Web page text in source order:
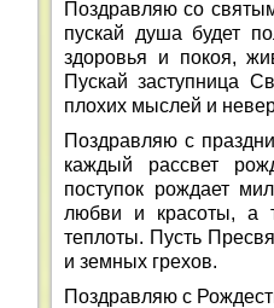
Поздравляю со
пускай душа будет
здоровья и покоя,
Пускай заступница
плохих мыслей и
Поздравляю с
каждый рассвет
поступок рождает
любви и красоты, а
теплоты. Пусть
и земных грехов.
Поздравляю с